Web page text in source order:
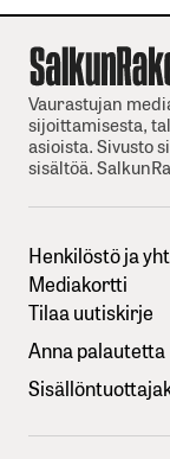
Vaurastujan
sijoittamisesta,
asioista. Sivusto
sisältöä.
Henkilöstö ja
Mediakortti
Tilaa uutiskirje
Anna palautetta